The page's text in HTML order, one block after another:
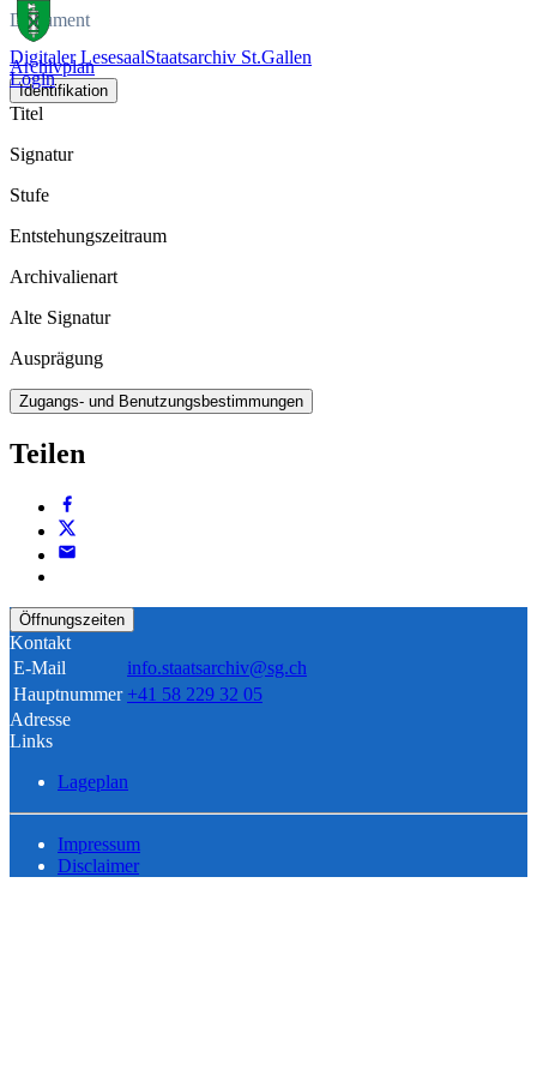
Digitaler LesesaalStaatsarchiv St.Gallen
Login
Dokument
Archivplan
Identifikation
Titel
Signatur
Stufe
Entstehungszeitraum
Archivalienart
Alte Signatur
Ausprägung
Zugangs- und Benutzungsbestimmungen
Teilen
Öffnungszeiten
Kontakt
E-Mail
info.staatsarchiv@sg.ch
Hauptnummer +41 58 229 32 05
Adresse
Links
Lageplan
Impressum
Disclaimer